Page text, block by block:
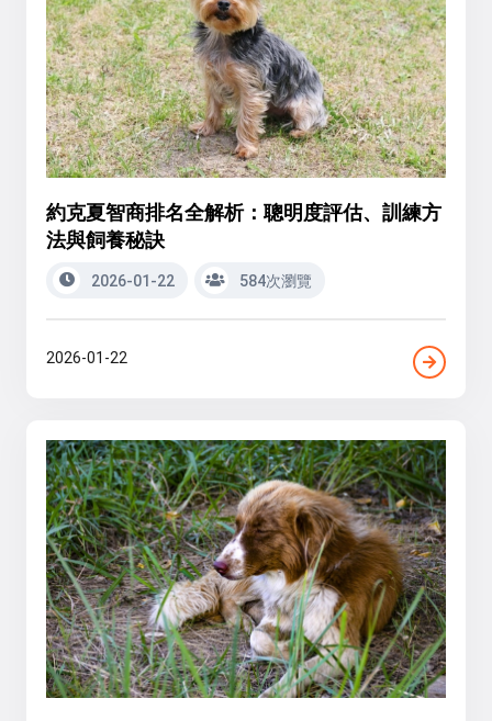
約克夏智商排名全解析：聰明度評估、訓練方
法與飼養秘訣
2026-01-22 584次瀏覽
2026-01-22